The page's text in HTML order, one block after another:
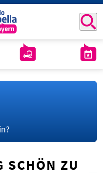
SCHÖN ZU